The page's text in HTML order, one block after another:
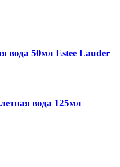
вода 50мл Estee Lauder
вода 125мл